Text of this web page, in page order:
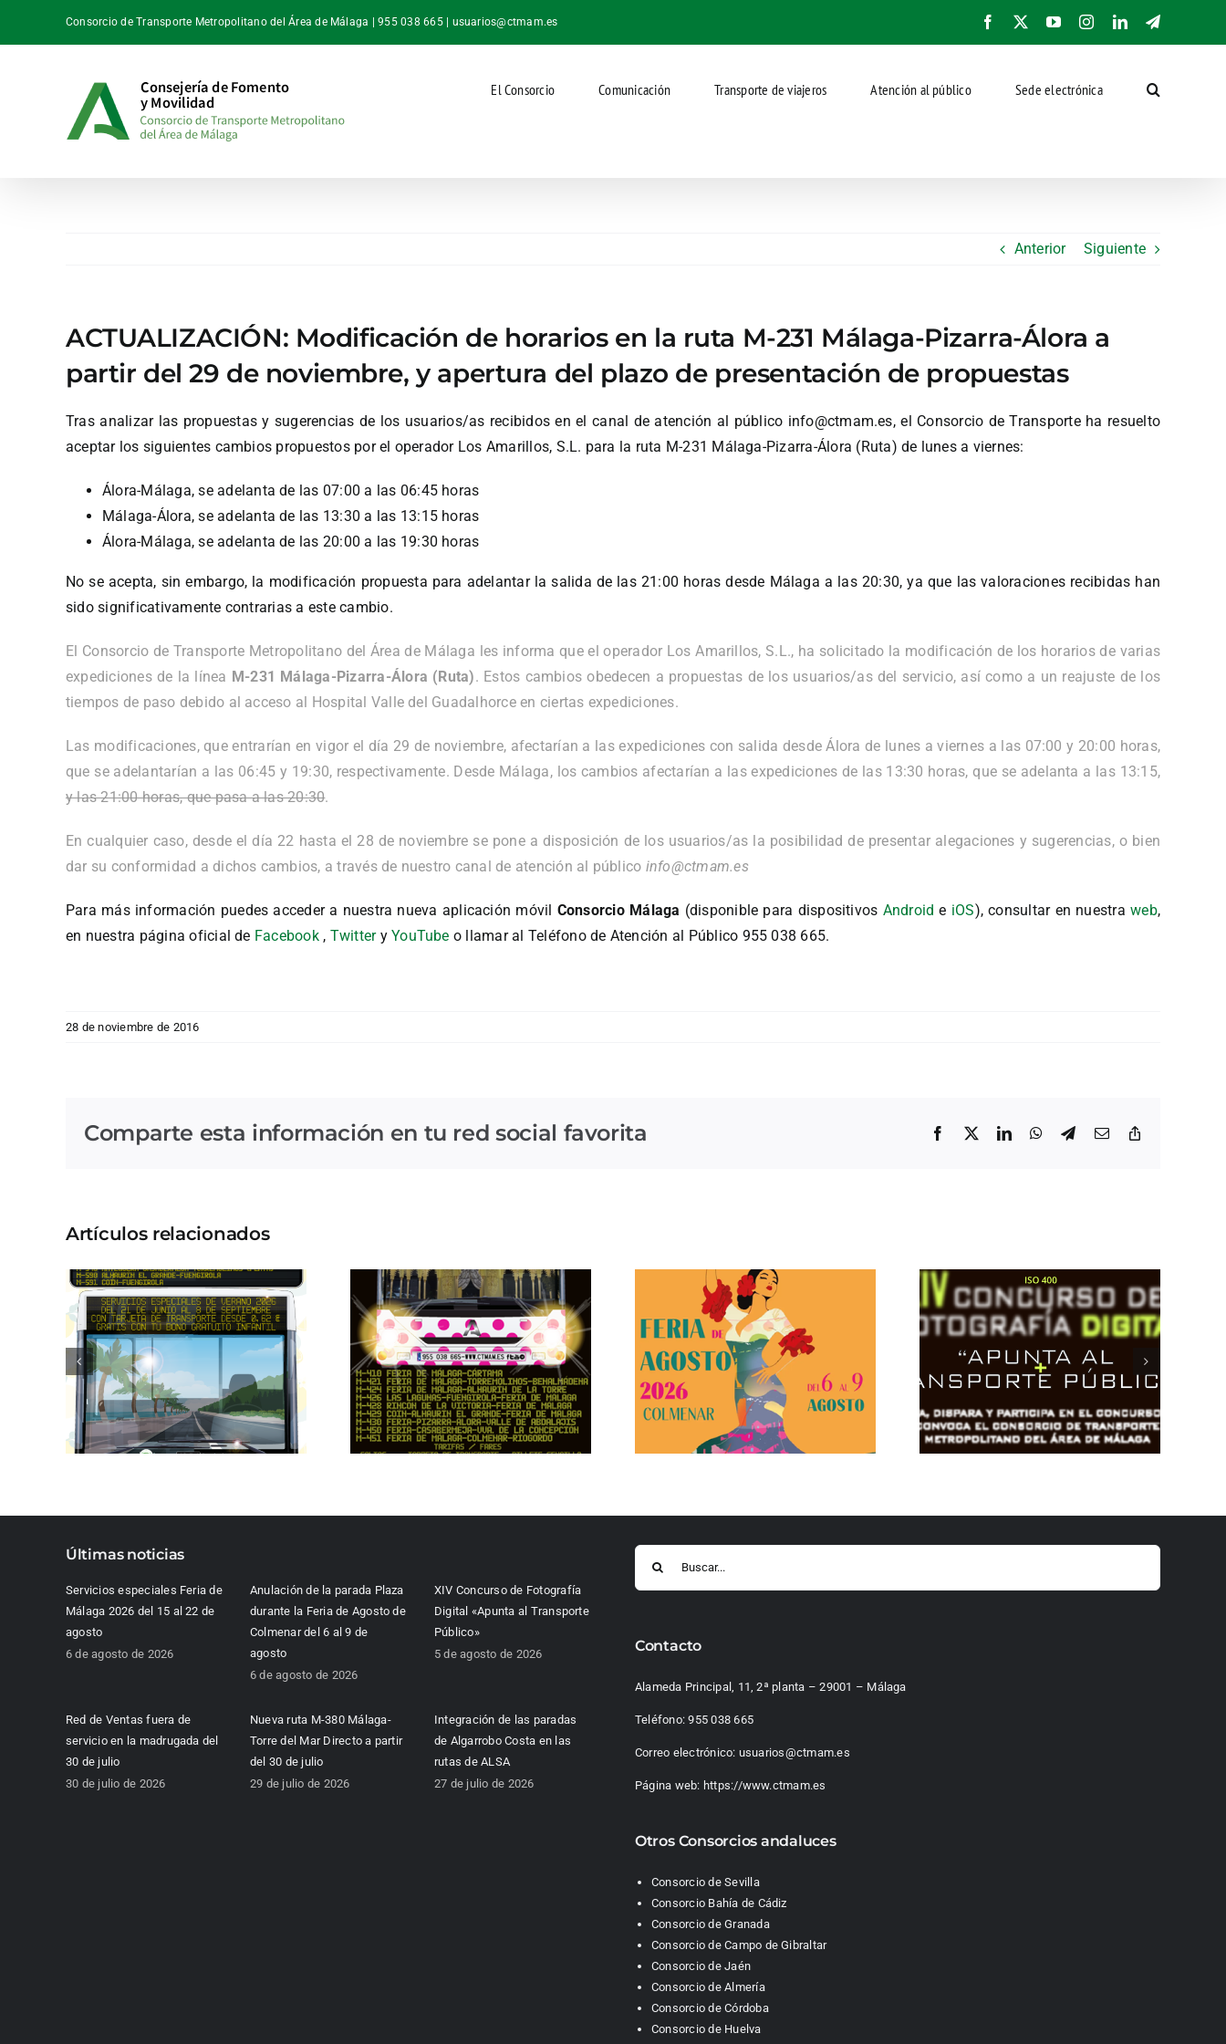
Consorcio de Transporte Metropolitano del Área de Málaga | 955 038 665 | usuarios@ctmam.es Facebook YouTubeInstagramLinkedInTelegram
El Consorcio Comunicación Transporte de viajeros Atención al público Sede electrónica
Anterior Siguiente
ACTUALIZACIÓN: Modificación de horarios en la ruta M-231 Málaga-Pizarra-Álora a
partir del 29 de noviembre, y apertura del plazo de presentación de propuestas
Tras analizar las propuestas y sugerencias de los usuarios/as recibidos en el canal de atención al público info@ctmam.es, el Consorcio de Transporte ha resuelto
aceptar los siguientes cambios propuestos por el operador Los Amarillos, S.L. para la ruta M-231 Málaga-Pizarra-Álora (Ruta) de lunes a viernes:
Álora-Málaga, se adelanta de las 07:00 a las 06:45 horas
Málaga-Álora, se adelanta de las 13:30 a las 13:15 horas
Álora-Málaga, se adelanta de las 20:00 a las 19:30 horas
No se acepta, sin embargo, la modificación propuesta para adelantar la salida de las 21:00 horas desde Málaga a las 20:30, ya que las valoraciones recibidas han
sido significativamente contrarias a este cambio.
El Consorcio de Transporte Metropolitano del Área de Málaga les informa que el operador Los Amarillos, S.L., ha solicitado la modificación de los horarios de varias
expediciones de la línea M-231 Málaga-Pizarra-Álora (Ruta). Estos cambios obedecen a propuestas de los usuarios/as del servicio, así como a un reajuste de los
tiempos de paso debido al acceso al Hospital Valle del Guadalhorce en ciertas expediciones.
Las modificaciones, que entrarían en vigor el día 29 de noviembre, afectarían a las expediciones con salida desde Álora de lunes a viernes a las 07:00 y 20:00 horas,
que se adelantarían a las 06:45 y 19:30, respectivamente. Desde Málaga, los cambios afectarían a las expediciones de las 13:30 horas, que se adelanta a las 13:15,
y las 21:00 horas, que pasa a las 20:30.
En cualquier caso, desde el día 22 hasta el 28 de noviembre se pone a disposición de los usuarios/as la posibilidad de presentar alegaciones y sugerencias, o bien
dar su conformidad a dichos cambios, a través de nuestro canal de atención al público info@ctmam.es
Para más información puedes acceder a nuestra nueva aplicación móvil Consorcio Málaga (disponible para dispositivos Android e iOS), consultar en nuestraweb,
en nuestra página oficial de Facebook, TwitteryYouTube o llamar al Teléfono de Atención al Público 955 038 665.
28 de noviembre de 2016
Comparte esta información en tu red social favorita Facebook
X LinkedInWhatsApp
Telegram
Correo
Artículos relacionados
Últimas noticias
Servicios especiales Feria de
Málaga 2026 del 15 al 22 de
agosto
6 de agosto de 2026
Anulación de la parada Plaza
durante la Feria de Agosto de
Colmenar del 6 al 9 de
agosto
6 de agosto de 2026
XIV Concurso de Fotografía
Digital «Apunta al Transporte
Público»
5 de agosto de 2026
Red de Ventas fuera de
servicio en la madrugada del
30 de julio
30 de julio de 2026
Nueva ruta M-380 Málaga-
Torre del Mar Directo a partir
del 30 de julio
29 de julio de 2026
Integración de las paradas
de Algarrobo Costa en las
rutas de ALSA
27 de julio de 2026
Contacto
Alameda Principal, 11, 2ª planta – 29001 – Málaga
Teléfono:955 038 665
Correo electrónico: usuarios@ctmam.es
Página web: https://www.ctmam.es
Otros Consorcios andaluces
Consorcio de Sevilla
Consorcio Bahía de Cádiz
Consorcio de Granada
Consorcio de Campo de Gibraltar
Consorcio de Jaén
Consorcio de Almería
Consorcio de Córdoba
Consorcio de Huelva